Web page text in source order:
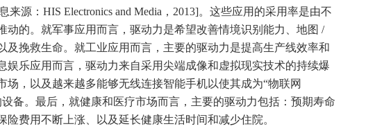
来源：HIS Electronics and Media，2013]。这些应用的采用率是由不
动的。就军事应用而言，驱动力是希望改善情境识别能力、地图 /
及挽救生命。就工业应用而言，主要的驱动力是提高生产线效率和
娱乐应用而言，驱动力来自采用尖端成像和虚拟现实技术的持续爆
场，以及越来越多能够无线连接智能手机以使其成为“物联网
备。最后，就健康和医疗市场而言，主要的驱动力包括：预期寿命
险费用不断上涨、以及延长健康生活时间和减少住院。